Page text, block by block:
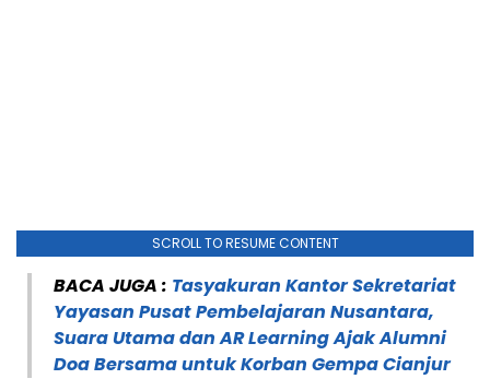
SCROLL TO RESUME CONTENT
BACA JUGA : Tasyakuran Kantor Sekretariat
Yayasan Pusat Pembelajaran Nusantara,
Suara Utama dan AR Learning Ajak Alumni
Doa Bersama untuk Korban Gempa Cianjur